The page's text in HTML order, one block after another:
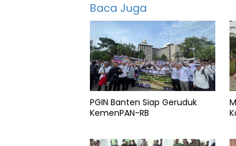
Pariwisata
PHRI
Ri
Baca Juga
PGIN Banten Siap Geruduk
KemenPAN-RB